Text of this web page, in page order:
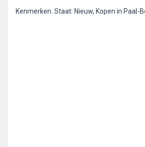
Kenmerken: Staat: Nieuw, Kopen in Paal-